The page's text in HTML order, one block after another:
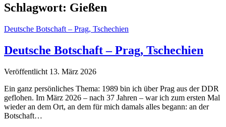
Schlagwort: Gießen
Deutsche Botschaft – Prag, Tschechien
Deutsche Botschaft – Prag, Tschechien
Veröffentlicht 13. März 2026
Ein ganz persönliches Thema: 1989 bin ich über Prag aus der DDR
geflohen. Im März 2026 – nach 37 Jahren – war ich zum ersten Mal
wieder an dem Ort, an dem für mich damals alles begann: an der
Botschaft…